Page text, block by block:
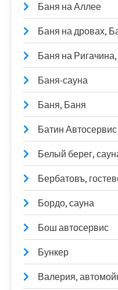
Баня на Аллее
Баня на дровах,
Баня на
Баня-сауна
Баня, Баня
Батин Автосервис
Белый берег,
Бербатовъ,
Бордо, сауна
Бош автосервис
Бункер
Валерия,